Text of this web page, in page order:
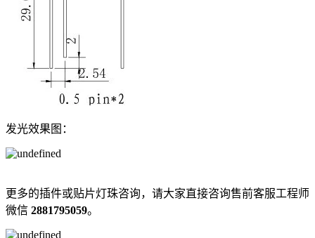
发光效果图：
更多的插件或贴片灯珠咨询，请大家直接咨询售前客服工程师
微信 2881795059。